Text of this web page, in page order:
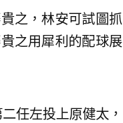
之，林安可試圖抓
之用犀利的配球展
任左投上原健太，